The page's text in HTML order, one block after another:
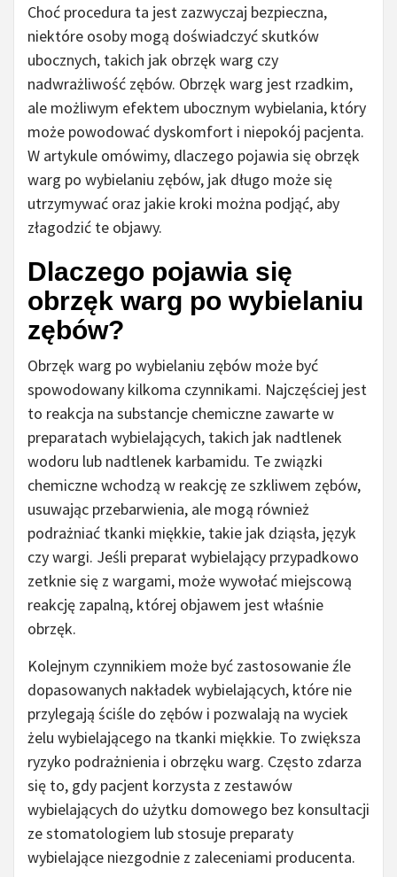
Choć procedura ta jest zazwyczaj bezpieczna,
niektóre osoby mogą doświadczyć skutków
ubocznych, takich jak obrzęk warg czy
nadwrażliwość zębów. Obrzęk warg jest rzadkim,
ale możliwym efektem ubocznym wybielania, który
może powodować dyskomfort i niepokój pacjenta.
W artykule omówimy, dlaczego pojawia się obrzęk
warg po wybielaniu zębów, jak długo może się
utrzymywać oraz jakie kroki można podjąć, aby
złagodzić te objawy.
Dlaczego pojawia się
obrzęk warg po wybielaniu
zębów?
Obrzęk warg po wybielaniu zębów może być
spowodowany kilkoma czynnikami. Najczęściej jest
to reakcja na substancje chemiczne zawarte w
preparatach wybielających, takich jak nadtlenek
wodoru lub nadtlenek karbamidu. Te związki
chemiczne wchodzą w reakcję ze szkliwem zębów,
usuwając przebarwienia, ale mogą również
podrażniać tkanki miękkie, takie jak dziąsła, język
czy wargi. Jeśli preparat wybielający przypadkowo
zetknie się z wargami, może wywołać miejscową
reakcję zapalną, której objawem jest właśnie
obrzęk.
Kolejnym czynnikiem może być zastosowanie źle
dopasowanych nakładek wybielających, które nie
przylegają ściśle do zębów i pozwalają na wyciek
żelu wybielającego na tkanki miękkie. To zwiększa
ryzyko podrażnienia i obrzęku warg. Często zdarza
się to, gdy pacjent korzysta z zestawów
wybielających do użytku domowego bez konsultacji
ze stomatologiem lub stosuje preparaty
wybielające niezgodnie z zaleceniami producenta.